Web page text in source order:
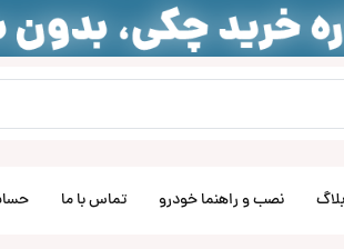
نصب و راهنما خودرو تماس با ما